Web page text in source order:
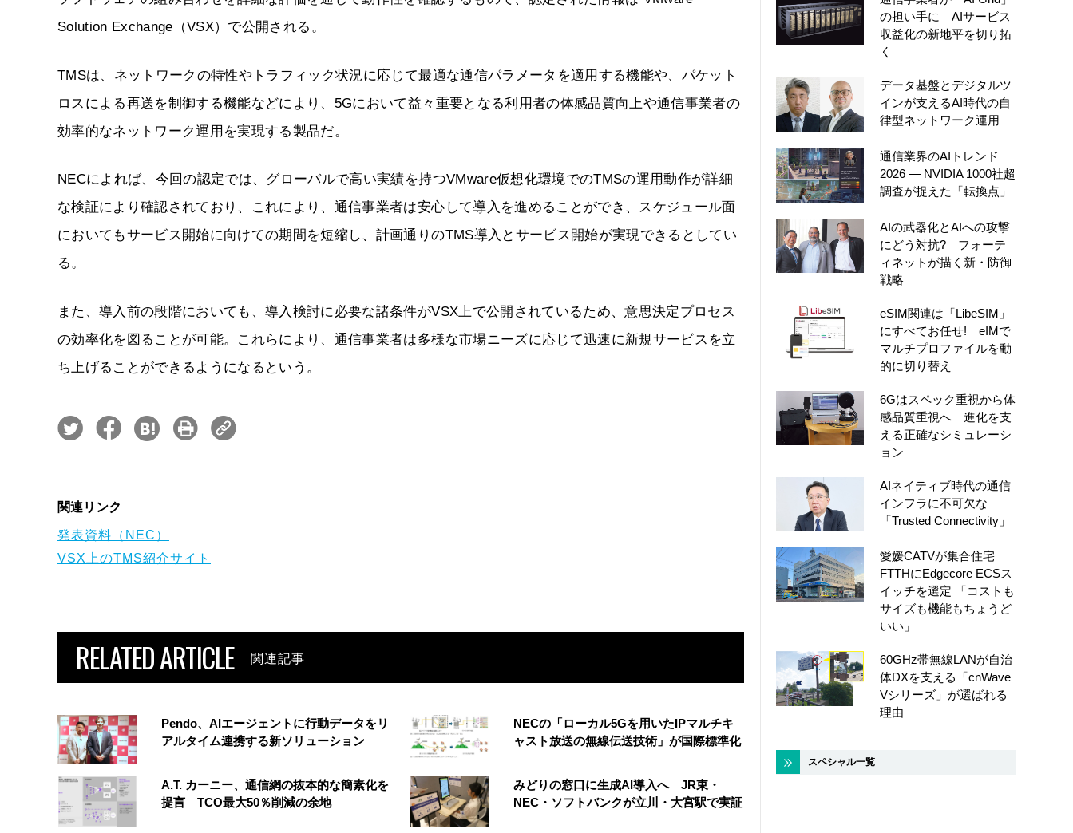
Solution Exchange（VSX）で公開される。
TMSは、ネットワークの特性やトラフィック状況に応じて最適な通信パラメータを適用する機能や、パケット
ロスによる再送を制御する機能などにより、5Gにおいて益々重要となる利用者の体感品質向上や通信事業者の
効率的なネットワーク運用を実現する製品だ。
NECによれば、今回の認定では、グローバルで高い実績を持つVMware仮想化環境でのTMSの運用動作が詳細
な検証により確認されており、これにより、通信事業者は安心して導入を進めることができ、スケジュール面
においてもサービス開始に向けての期間を短縮し、計画通りのTMS導入とサービス開始が実現できるとしてい
る。
また、導入前の段階においても、導入検討に必要な諸条件がVSX上で公開されているため、意思決定プロセス
の効率化を図ることが可能。これらにより、通信事業者は多様な市場ニーズに応じて迅速に新規サービスを立
ち上げることができるようになるという。
関連リンク
発表資料（NEC）
VSX上のTMS紹介サイト
RELATED ARTICLE 関連記事
Pendo、AIエージェントに行動データをリ
アルタイム連携する新ソリューション
NECの「ローカル5Gを用いたIPマルチキ
ャスト放送の無線伝送技術」が国際標準化
A.T. カーニー、通信網の抜本的な簡素化を
提言 TCO最大50％削減の余地
みどりの窓口に生成AI導入へ JR東・
NEC・ソフトバンクが立川・大宮駅で実証
の担い手に AIサービス
収益化の新地平を切り拓
く
データ基盤とデジタルツ
インが支えるAI時代の自
律型ネットワーク運用
通信業界のAIトレンド
2026 ― NVIDIA 1000社超
調査が捉えた「転換点」
AIの武器化とAIへの攻撃
にどう対抗? フォーテ
ィネットが描く新・防御
戦略
eSIM関連は「LibeSIM」
にすべてお任せ! eIMで
マルチプロファイルを動
的に切り替え
6Gはスペック重視から体
感品質重視へ 進化を支
える正確なシミュレーシ
ョン
AIネイティブ時代の通信
インフラに不可欠な
「Trusted Connectivity」
愛媛CATVが集合住宅
FTTHにEdgecore ECSス
イッチを選定 「コストも
サイズも機能もちょうど
いい」
60GHz帯無線LANが自治
体DXを支える「cnWave
Vシリーズ」が選ばれる
理由
スペシャル一覧